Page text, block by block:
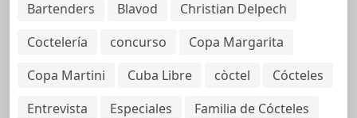
Bartenders
Blavod
Christian Delpech
Coctelería
concurso
Copa Margarita
Copa Martini
Cuba Libre còctel
Cócteles
Entrevista
Especiales
Familia de Cócteles